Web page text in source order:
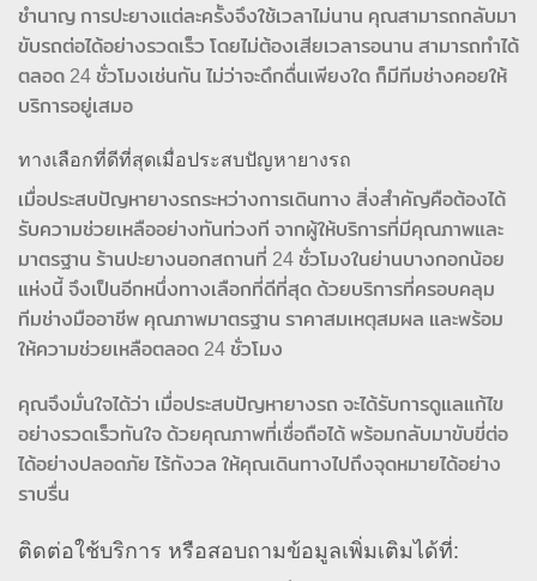
ชำนาญ การปะยางแต่ละครั้งจึงใช้เวลาไม่นาน คุณสามารถกลับมา
ขับรถต่อได้อย่างรวดเร็ว โดยไม่ต้องเสียเวลารอนาน สามารถทำได้
ตลอด 24 ชั่วโมงเช่นกัน ไม่ว่าจะดึกดื่นเพียงใด ก็มีทีมช่างคอยให้
บริการอยู่เสมอ
ทางเลือกที่ดีที่สุดเมื่อประสบปัญหายางรถ
เมื่อประสบปัญหายางรถระหว่างการเดินทาง สิ่งสำคัญคือต้องได้
รับความช่วยเหลืออย่างทันท่วงที จากผู้ให้บริการที่มีคุณภาพและ
มาตรฐาน ร้านปะยางนอกสถานที่ 24 ชั่วโมงในย่านบางกอกน้อย
แห่งนี้ จึงเป็นอีกหนึ่งทางเลือกที่ดีที่สุด ด้วยบริการที่ครอบคลุม
ทีมช่างมืออาชีพ คุณภาพมาตรฐาน ราคาสมเหตุสมผล และพร้อม
ให้ความช่วยเหลือตลอด 24 ชั่วโมง
คุณจึงมั่นใจได้ว่า เมื่อประสบปัญหายางรถ จะได้รับการดูแลแก้ไข
อย่างรวดเร็วทันใจ ด้วยคุณภาพที่เชื่อถือได้ พร้อมกลับมาขับขี่ต่อ
ได้อย่างปลอดภัย ไร้กังวล ให้คุณเดินทางไปถึงจุดหมายได้อย่าง
ราบรื่น
ติดต่อใช้บริการ หรือสอบถามข้อมูลเพิ่มเติมได้ที่: